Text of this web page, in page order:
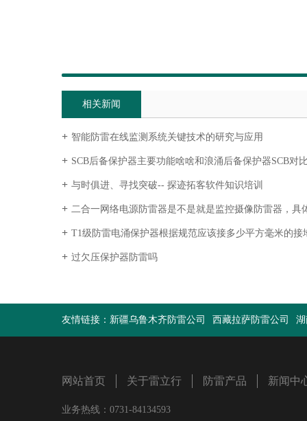
相关新闻
智能防雷在线监测系统关键技术的研究与应用
SCB后备保护器主要功能啥啥和浪涌后备保护器SCB对
与时俱进、寻找突破-- 探迹拓客软件知识培训
二合一网络电源防雷器是不是就是监控摄像防雷器，具体介绍
T1级防雷电涌保护器根据规范应该接多少平方毫米的接
过欠压保护器防雷吗
友情链接： 新疆乌鲁木齐防雷公司 西藏拉萨防雷公司
网站首页 关于雷立行 防雷产品 新闻中
业务热线：0731-84134593